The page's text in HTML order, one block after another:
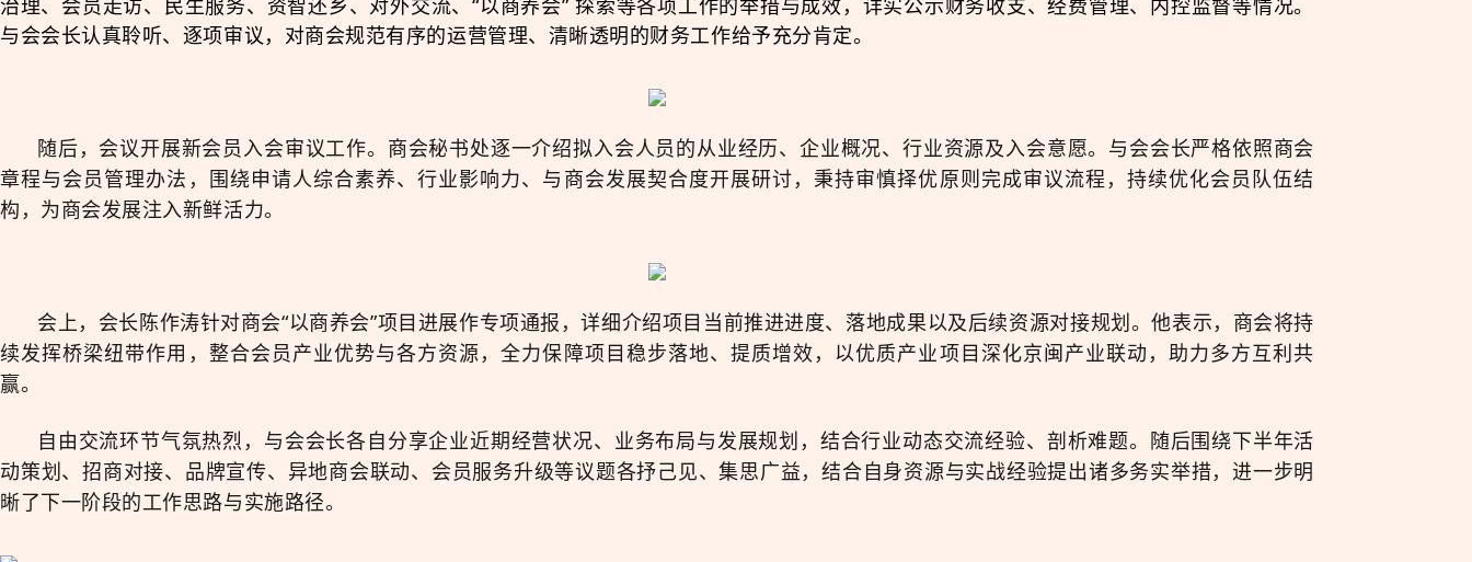
治理、会员走访、民生服务、资智还乡、对外交流、“以商养会” 探索等各项工作的举措与成效，详实公示财务收支、经费管理、内控监督等情况。
与会会长认真聆听、逐项审议，对商会规范有序的运营管理、清晰透明的财务工作给予充分肯定。
随后，会议开展新会员入会审议工作。商会秘书处逐一介绍拟入会人员的从业经历、企业概况、行业资源及入会意愿。与会会长严格依照商会
章程与会员管理办法，围绕申请人综合素养、行业影响力、与商会发展契合度开展研讨，秉持审慎择优原则完成审议流程，持续优化会员队伍结
构，为商会发展注入新鲜活力。
会上，会长陈作涛针对商会“以商养会”项目进展作专项通报，详细介绍项目当前推进进度、 落地成果以及后续资源对接规划。他表示，商会将持
续发挥桥梁纽带作用，整合会员产业优势与各方资源，全力保障项目稳步落地、提质增效，以优质产业项目深化京闽产业联动，助力多方互利共
赢。
自由交流环节气氛热烈，与会会长各自分享企业近期经营状况、业务布局与发展规划，结合行业动态交流经验、剖析难题。随后围绕下半年活
动策划、招商对接、品牌宣传、异地商会联动、会员服务升级等议题各抒己见、集思广益，结合自身资源与实战经验提出诸多务实举措，进一步明
晰了下一阶段的工作思路与实施路径。